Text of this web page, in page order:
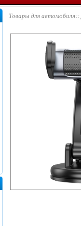
Товары для автомобиля